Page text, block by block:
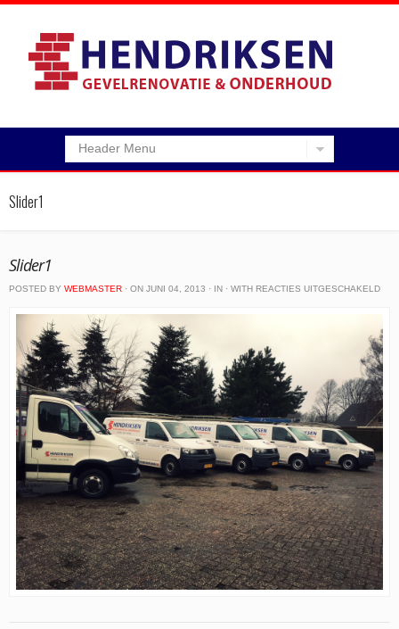
Header Menu
Slider1
Slider1
POSTED BY WEBMASTER · ON JUNI 04, 2013 · IN · WITH REACTIES UITGESCHAKELD